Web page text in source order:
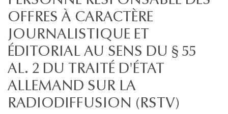
OFFRES À CARACTÈRE
JOURNALISTIQUE ET
ÉDITORIAL AU SENS DU § 55
AL. 2 DU TRAITÉ D'ÉTAT
ALLEMAND SUR LA
RADIODIFFUSION (RSTV)